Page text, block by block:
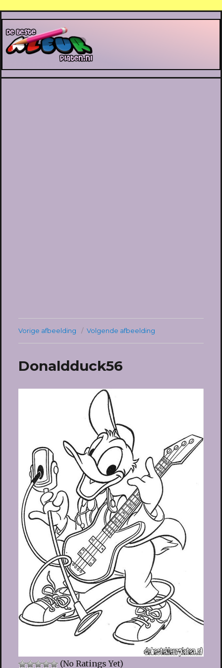
De Beste Kleurplaten
Vorige afbeelding Volgende afbeelding
Donaldduck56
(No Ratings Yet)